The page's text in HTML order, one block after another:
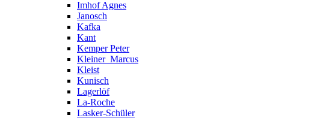
Imhof Agnes
Janosch
Kafka
Kant
Kemper Peter
Kleiner_Marcus
Kleist
Kunisch
Lagerlöf
La-Roche
Lasker-Schüler